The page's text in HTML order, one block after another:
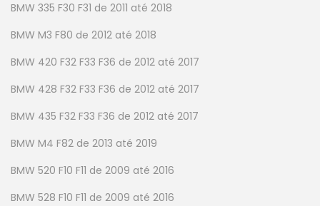
BMW 335 F30 F31 de 2011 até 2018
BMW M3 F80 de 2012 até 2018
BMW 420 F32 F33 F36 de 2012 até 2017
BMW 428 F32 F33 F36 de 2012 até 2017
BMW 435 F32 F33 F36 de 2012 até 2017
BMW M4 F82 de 2013 até 2019
BMW 520 F10 F11 de 2009 até 2016
BMW 528 F10 F11 de 2009 até 2016